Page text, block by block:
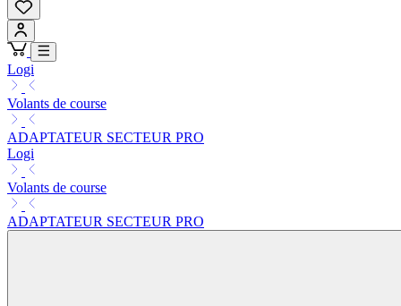
Logi
Volants de course
ADAPTATEUR SECTEUR PRO
Logi
Volants de course
ADAPTATEUR SECTEUR PRO